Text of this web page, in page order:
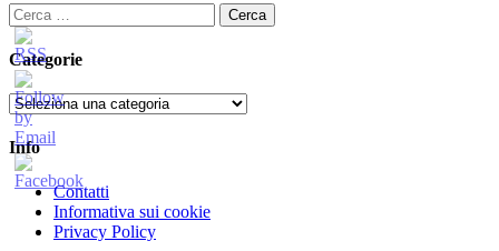
Ricerca
per:
Categorie
Categorie
Info
Contatti
Informativa sui cookie
Privacy Policy